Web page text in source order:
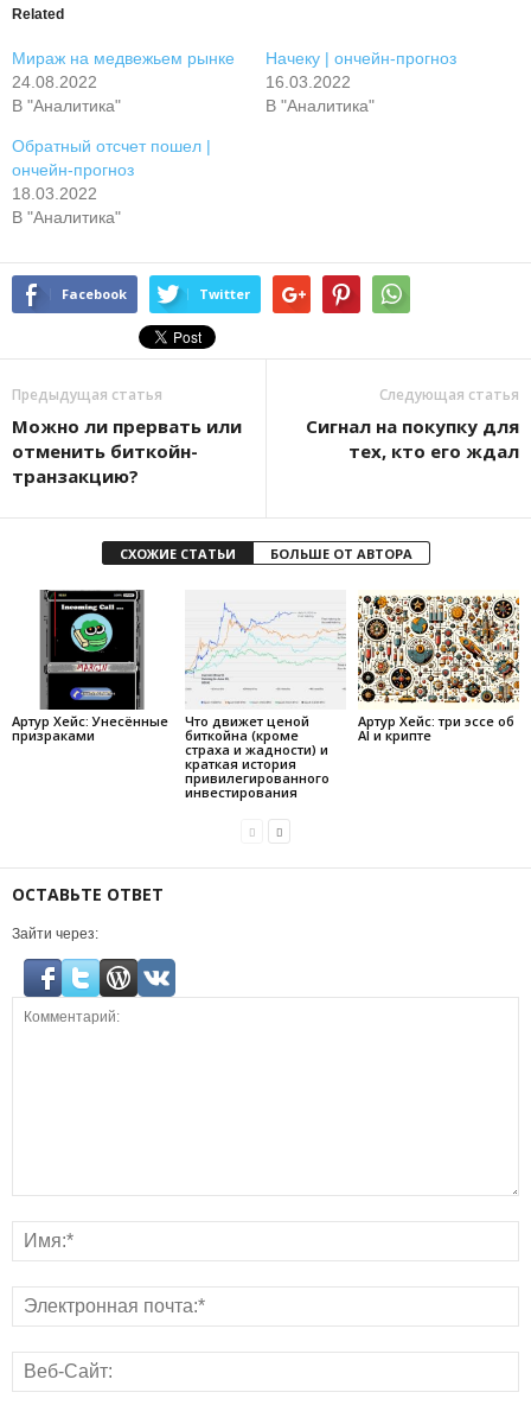
Related
Мираж на медвежьем рынке
24.08.2022
В "Аналитика"
Начеку | ончейн-прогноз
16.03.2022
В "Аналитика"
Обратный отсчет пошел |
ончейн-прогноз
18.03.2022
В "Аналитика"
Facebook Twitter
Предыдущая статья
Можно ли прервать или
отменить биткойн-
транзакцию?
Следующая статья
Сигнал на покупку для
тех, кто его ждал
СХОЖИЕ СТАТЬИ БОЛЬШЕ ОТ АВТОРА
Артур Хейс: Унесённые
призраками
Что движет ценой
биткойна (кроме
страха и жадности) и
краткая история
привилегированного
инвестирования
Артур Хейс: три эссе об
AI и крипте
ОСТАВЬТЕ ОТВЕТ
Зайти через: